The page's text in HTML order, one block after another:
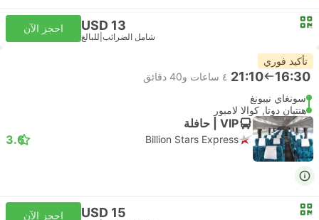
USD 13
شامل الضرائب للبالغ
احجز الآن
تأكيد فوري
16:30
21:10 ٤ ساعات و‫40 دقائق
سونغاي نيبونغ
هنتيان دوتا, كوالا لامبور
VIP | حافلة
Billion Stars Express
3.6
USD 15 احجز الآن